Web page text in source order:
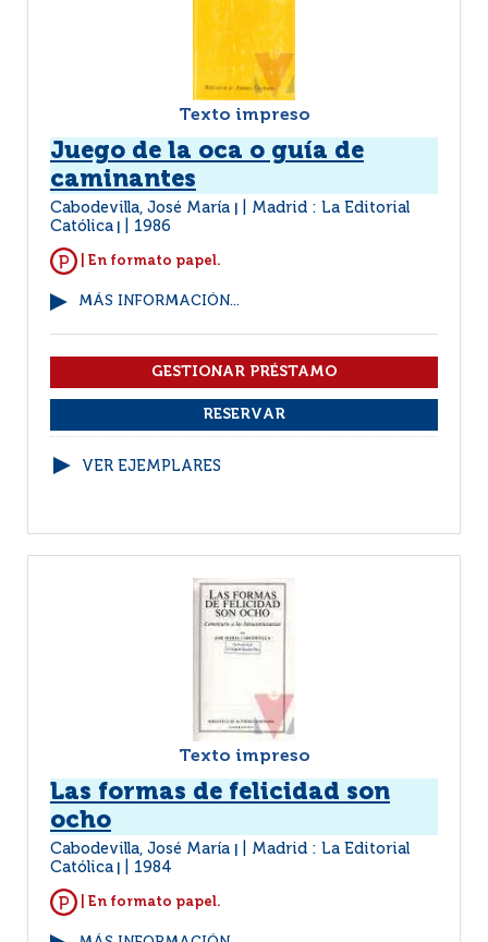
Texto impreso
Juego de la oca o guía de
caminantes
Cabodevilla, José María
Madrid : La Editorial
Católica
1986
| En formato papel.
MÁS INFORMACIÓN...
VER EJEMPLARES
Texto impreso
Las formas de felicidad son
ocho
Cabodevilla, José María
Madrid : La Editorial
Católica
1984
| En formato papel.